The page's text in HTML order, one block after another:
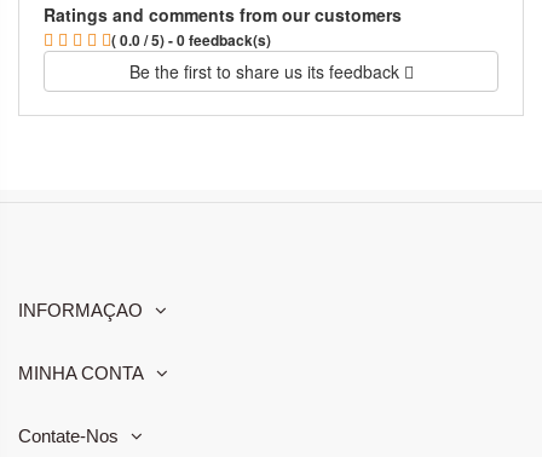
Ratings and comments from our customers
( 0.0 / 5) - 0 feedback(s)
Be the first to share us its feedback
INFORMAÇAO
MINHA CONTA
Contate-Nos